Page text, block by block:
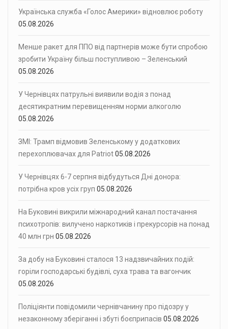
Українська служба «Голос Америки» відновлює роботу
05.08.2026
Менше ракет для ППО від партнерів може бути спробою
зробити Україну більш поступливою – Зеленський
05.08.2026
У Чернівцях патрульні виявили водія з понад
десятикратним перевищенням норми алкоголю
05.08.2026
ЗМІ: Трамп відмовив Зеленському у додаткових
перехоплювачах для Patriot05.08.2026
У Чернівцях 6-7 серпня відбудуться Дні донора:
потрібна кров усіх груп 05.08.2026
На Буковині викрили міжнародний канал постачання
психотропів: вилучено наркотиків і прекурсорів на понад
40 млн грн 05.08.2026
За добу на Буковині сталося 13 надзвичайних подій:
горіли господарські будівлі, суха трава та вагончик
05.08.2026
Поліціянти повідомили чернівчанину про підозру у
незаконному зберіганні і збуті боєприпасів 05.08.2026